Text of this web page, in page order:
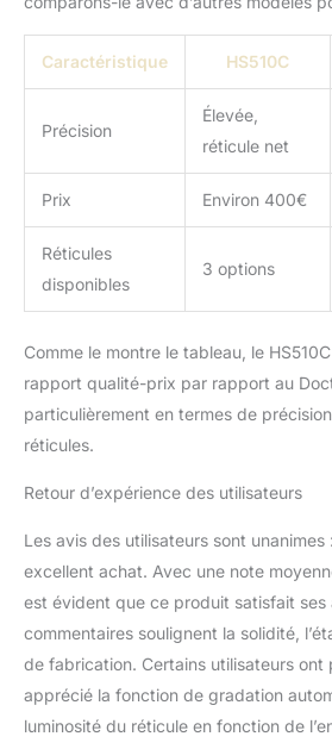
Caractéristique HS510C
Précision
Élevée,
réticule net
Prix Environ 400€
Réticules
disponibles
3 options
Comme le montre le tableau, le
rapport qualité-prix par rapport au
particulièrement en termes de
réticules.
Retour d’expérience des utilisateurs
Les avis des utilisateurs sont unanimes
excellent achat. Avec une note
est évident que ce produit satisfait ses
commentaires soulignent la solidité,
de fabrication. Certains utilisateurs ont
apprécié la fonction de gradation
luminosité du réticule en fonction de